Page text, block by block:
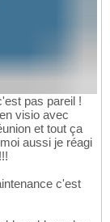
pas pareil !
visio avec
et tout ça
aussi je réagi
c'est